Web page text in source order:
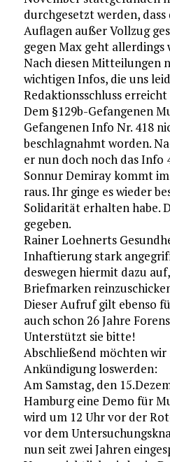
durchgesetzt werden,
Auflagen außer Vollzug
gegen Max geht allerdings
Nach diesen Mitteilungen
wichtigen Infos, die uns
Redaktionsschluss erreicht
Dem §129b-Gefangenen
Gefangenen Info Nr. 418
beschlagnahmt worden.
er nun doch noch das Info
Sonnur Demiray kommt
raus. Ihr ginge es wieder
Solidarität erhalten habe.
gegeben.
Rainer Loehnerts
Inhaftierung stark
deswegen hiermit dazu
Briefmarken
Dieser Aufruf gilt ebenso
auch schon 26 Jahre
Unterstützt sie bitte!
Abschließend möchten wir
Ankündigung loswerden:
Am Samstag, den
Hamburg eine Demo für
wird um 12 Uhr vor der
vor dem
nun seit zwei Jahren